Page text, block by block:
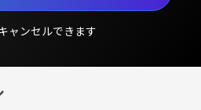
ャンセルできます